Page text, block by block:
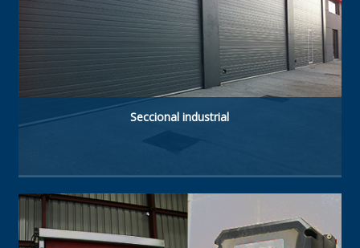
Seccional industrial
Construida con paneles rellenos de poliuretano
proporcionando aislamiento, gran resistencia,
aislamiento térmico y estanqueidad.